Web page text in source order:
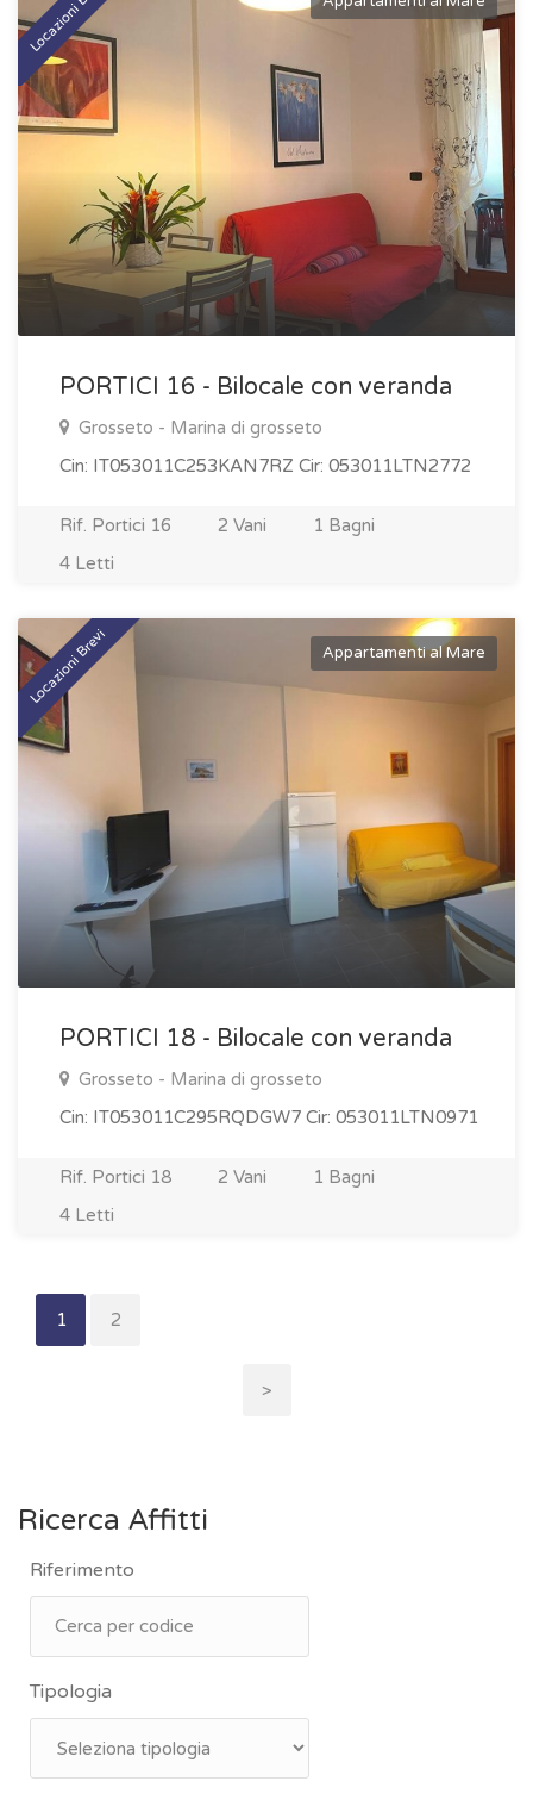
PORTICI 16 - Bilocale con veranda
Grosseto - Marina di grosseto
Cin: IT053011C253KAN7RZ Cir: 053011LTN2772
Rif. Portici 16 2 Vani
1 Bagni
4 Letti
Locazioni Brevi Appartamenti al Mare
PORTICI 18 - Bilocale con veranda
Grosseto - Marina di grosseto
Cin: IT053011C295RQDGW7 Cir: 053011LTN0971
Rif. Portici 18 2 Vani
1 Bagni
4 Letti
1 2
>
Ricerca Affitti
Riferimento
Tipologia